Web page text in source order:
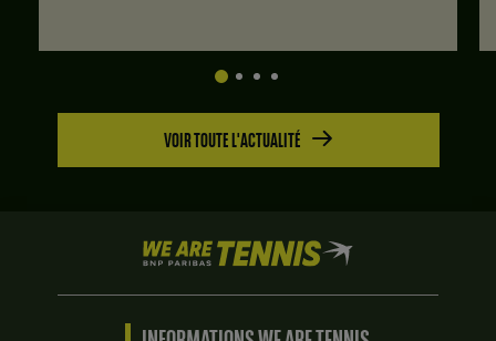
VOIR TOUTE L'ACTUALITÉ
We
are
Tennis
BNP